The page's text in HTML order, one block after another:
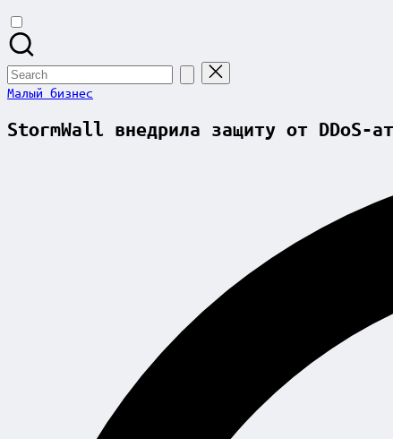
Search
for:
Posted
Малый бизнес
StormWall внедрила защиту от DDoS-